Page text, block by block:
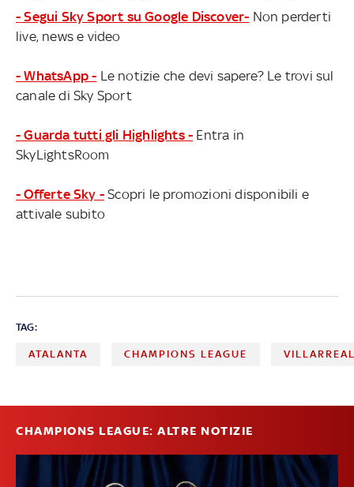
- Segui Sky Sport su Google Discover- Non perderti
live, news e video
- WhatsApp - Le notizie che devi sapere? Le trovi sul
canale di Sky Sport
- Guarda tutti gli Highlights - Entra in
SkyLightsRoom
- Offerte Sky - Scopri le promozioni disponibili e
attivale subito
TAG:
ATALANTA CHAMPIONS LEAGUE
CHAMPIONS LEAGUE: ALTRE NOTIZIE